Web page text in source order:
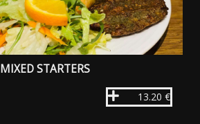
MIXED STARTERS
13.20 €